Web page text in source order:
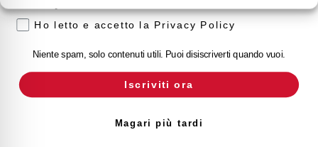
Ho letto e accetto la Privacy Policy
Niente spam, solo contenuti utili. Puoi disiscriverti quando vuoi.
Iscriviti ora
Magari più tardi